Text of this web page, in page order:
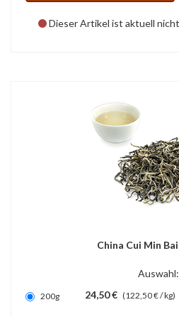
Dieser Artikel ist aktuell
China Cui Min
Auswahl:
200g 24,50 € (122,50 € / kg)